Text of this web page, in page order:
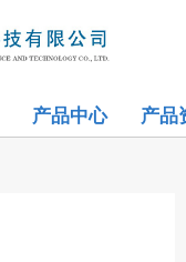
产品中心 产品